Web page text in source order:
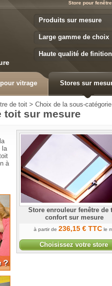
Store pour
Produits sur mesure
Large gamme de choix
Haute qualité de finition
vitrage Stores sur
de toit > Choix de la sous-catégorie
toit sur mesure
la
à
Comment choisir votre store
Store enrouleur fenêtre de
confort sur mesure
à partir de 236,15 € TTC le
Choisissez votre store